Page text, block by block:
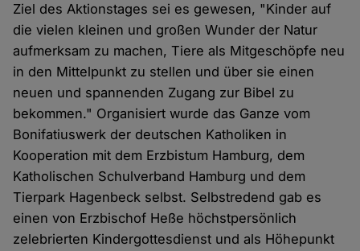
Ziel des Aktionstages sei es gewesen, "Kinder auf
die vielen kleinen und großen Wunder der Natur
aufmerksam zu machen, Tiere als Mitgeschöpfe neu
in den Mittelpunkt zu stellen und über sie einen
neuen und spannenden Zugang zur Bibel zu
bekommen." Organisiert wurde das Ganze vom
Bonifatiuswerk der deutschen Katholiken in
Kooperation mit dem Erzbistum Hamburg, dem
Katholischen Schulverband Hamburg und dem
Tierpark Hagenbeck selbst. Selbstredend gab es
einen von Erzbischof Heße höchstpersönlich
zelebrierten Kindergottesdienst und als Höhepunkt